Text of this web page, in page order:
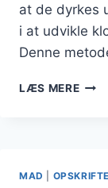
at de dyrkes
i at udvikle
Denne
LÆS MEREHVIDE
MAD